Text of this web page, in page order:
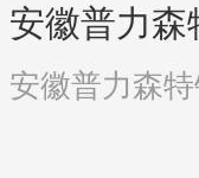
安徽普力
安徽普力森